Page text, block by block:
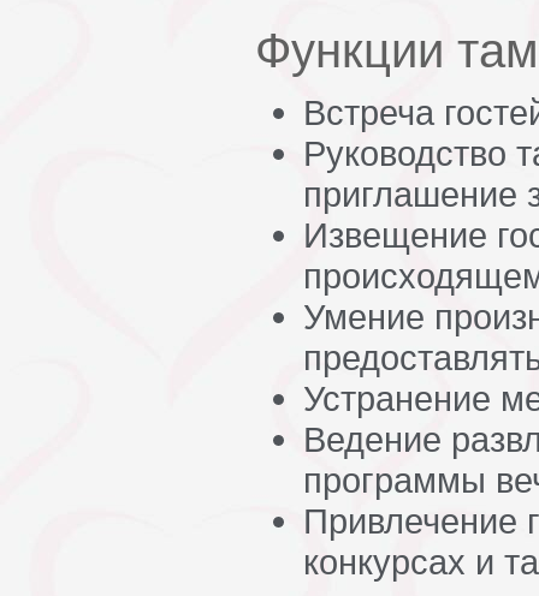
Функции
Встреча
Руководство
приглашение
Извещение
Умение
Устранение
Ведение
программы
Привлечение
конкурсах и